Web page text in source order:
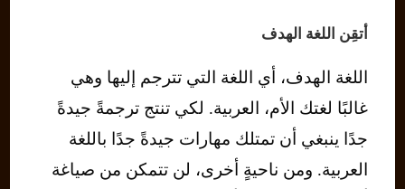
أتقِن اللغة الهدف
اللغة الهدف، أي اللغة التي تترجم إليها وهي
غالبًا لغتك الأم، العربية. لكي تنتج ترجمةً جيدةً
جدًا ينبغي أن تمتلك مهارات جيدةً جدًا باللغة
العربية. ومن ناحيةٍ أخرى، لن تتمكن من صياغة